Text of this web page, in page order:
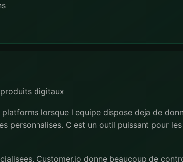
digitaux
lorsque l equipe dispose deja de
personnalises. C est un outil puissant pour
Customer.io donne beaucoup de